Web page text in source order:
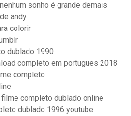
sonho é grande demais
andy
colorir
dublado 1990
completo em portugues 2018
completo
completo dublado online
dublado 1996 youtube